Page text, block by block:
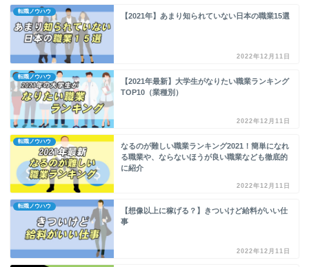
転職ノウハウ
【2021年】あまり知られていない日本の職業15選
2022年12月11日
転職ノウハウ
【2021年最新】大学生がなりたい職業ランキング
TOP10（業種別）
2022年12月11日
転職ノウハウ
なるのが難しい職業ランキング2021！簡単になれ
る職業や、ならないほうが良い職業なども徹底的
に紹介
2022年12月11日
転職ノウハウ
【想像以上に稼げる？】きついけど給料がいい仕
事
2022年12月11日